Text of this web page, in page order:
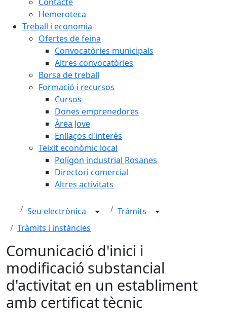
Hemeroteca
Treball i economia
Ofertes de feina
Convocatòries municipals
Altres convocatòries
Borsa de treball
Formació i recursos
Cursos
Dones emprenedores
Àrea Jove
Enllaços d'interès
Teixit econòmic local
Polígon industrial Rosanes
Directori comercial
Altres activitats
Seu electrònica
Tràmits
Tràmits i instàncies
Comunicació d'inici i
modificació substancial
d'activitat en un establiment
amb certificat tècnic